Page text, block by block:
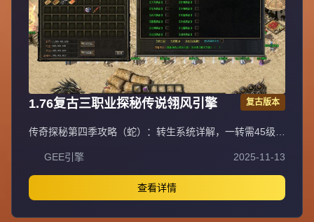
听取玩家意见重金酬谢，致力于良好游戏体验。沉默币充值
比例1:100。
1.76复古三职业探秘传说翎风引擎 复古版本
传奇探秘第四季攻略（蛇）：转生系统详解，一转需45级，
本职业祖玛一套加武器（裁决之杖、骨玉权杖、龙纹剑），
开放卧龙地图；三转需三职业祖玛各一套加武器各一把，开
放魔龙地图；四转本职业赤月一套加武器（屠龙、噬魂、逍
遥扇），开放火龙洞；五转赤月各职业一套加武器各一把
（屠龙、噬魂法杖、逍遥扇），开放第二大陆。转生每次增
GEE引擎 2025-11-13
查看详情